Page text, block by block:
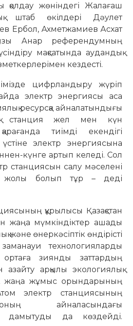
қолдау жөніндегі Жалағаш
штаб өкілдері Дәулет
Ербол, Ахметжамиев Асхат
Анар референдумның
мақсатында аудандық
кездесті.
цифрландыру жүріп
электр энергиясы аса
ресурсқа айналатындығы
станция жел мен күн
тиімді екендігі
электр энергиясына
күнге артып келеді. Сол
станциясын салу мәселені
жолы болып тұр – деді
құрылысы Қазақстан
жаңа мүмкіндіктер ашады
және өнеркәсіптік өндірісті
технологияларды
ортаға зиянды заттардың
арқылы экологиялық
жаңа жұмыс орындарының
электр станциясының
айналасындағы
дамытуды да көздейді.